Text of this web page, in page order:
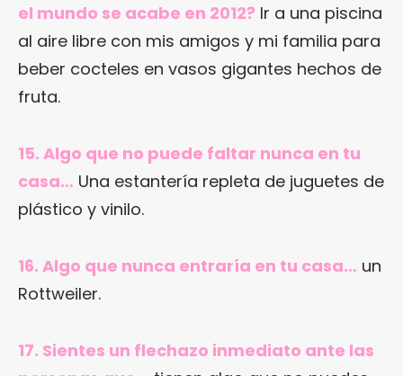
el mundo se acabe en 2012? Ir a una piscina
al aire libre con mis amigos y mi familia para
beber cocteles en vasos gigantes hechos de
fruta.
15. Algo que no puede faltar nunca en tu
casa… Una estantería repleta de juguetes de
plástico y vinilo.
16. Algo que nunca entraría en tu casa… un
Rottweiler.
17. Sientes un flechazo inmediato ante las